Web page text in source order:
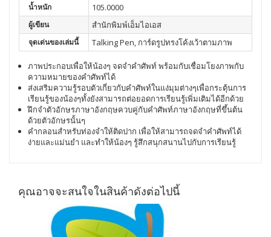
น้ำหนัก 105.0000
ผู้เขียน สำนักพิมพ์เอ็มไอเอส
จุดเด่นของเล่มนี้ Talking Pen, การ์ดรูปทรงโค้งเว้าตามภาพ
ภาพประกอบเพื่อให้น้องๆ จดจำคำศัพท์ พร้อมกับเชื่อมโยงภาพกับ
ความหมายของคำศัพท์ได้
ส่งเสริมความรู้รอบตัวเกี่ยวกับคำศัพท์ในแง่มุมต่างๆเพื่อกระตุ้นการ
เรียนรู้ของน้องๆทั้งยังสามารถต่อยอดการเรียนรู้เพิ่มเติมได้อีกด้วย
ฝึกจำตัวอักษรภาษาอังกฤษควบคู่กับคำศัพท์ภาษาอังกฤษที่ขึ้นต้น
ด้วยตัวอักษรนั้นๆ
คำกลอนสำหรับท่องจำให้ติดปาก เพื่อให้สามารถจดจำคำศัพท์ได้
ง่ายและแม่นยำ และทำให้น้องๆ รู้สึกสนุกสนานไปกับการเรียนรู้
คุณอาจจะสนใจในสินค้าดังต่อไปนี้